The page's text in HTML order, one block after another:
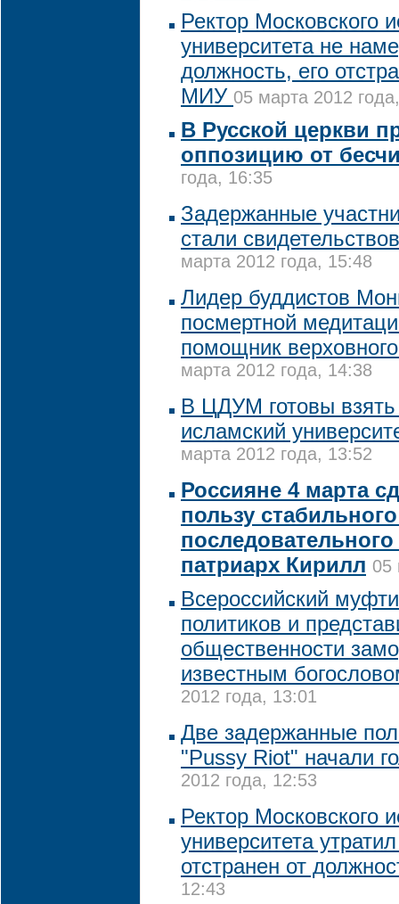
Ректор Московского
университета не
должность, его
МИУ 05 марта 2012
В Русской церкви
оппозицию от
года, 16:35
Задержанные
стали
марта 2012 года, 15:48
Лидер буддистов
посмертной
помощник
марта 2012 года, 14:38
В ЦДУМ готовы
исламский
марта 2012 года, 13:52
Россияне 4 марта
пользу
патриарх Кирилл 05
Всероссийский
политиков и
общественности
известным
2012 года, 13:01
Две задержанные
"Pussy Riot" начали
2012 года, 12:53
Ректор Московского
университета
отстранен от
12:43